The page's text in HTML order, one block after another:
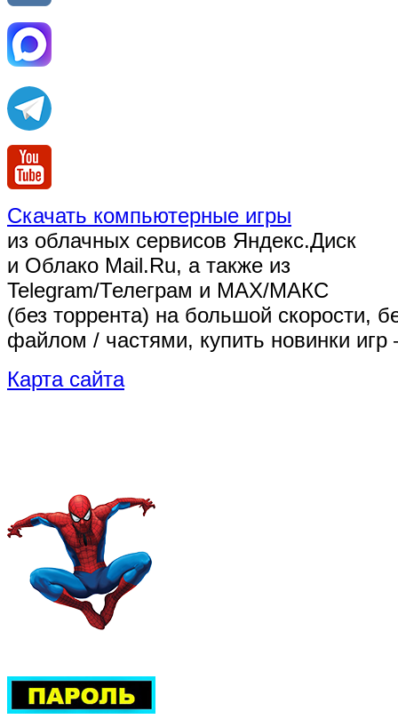
Скачать компьютерные игры
из облачных сервисов Яндекс.Диск
и Облако Mail.Ru, а также из
Telegram/Телеграм и MAX/МАКС
(без торрента) на большой скорости,
файлом / частями, купить новинки
Карта сайта